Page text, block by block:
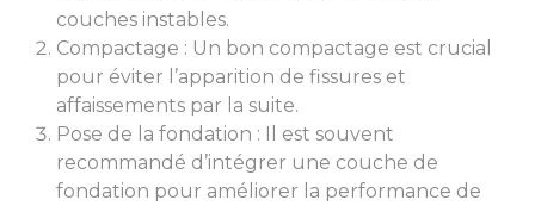
couches instables.
Compactage : Un bon compactage est crucial
pour éviter l’apparition de fissures et
affaissements par la suite.
Pose de la fondation : Il est souvent
recommandé d’intégrer une couche de
fondation pour améliorer la performance de